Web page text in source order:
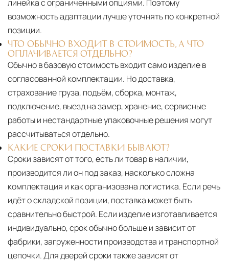
линейка с ограниченными опциями. Поэтому
возможность адаптации лучше уточнять по конкретной
позиции.
ЧТО ОБЫЧНО ВХОДИТ В СТОИМОСТЬ, А ЧТО
ОПЛАЧИВАЕТСЯ ОТДЕЛЬНО?
Обычно в базовую стоимость входит само изделие в
согласованной комплектации. Но доставка,
страхование груза, подъём, сборка, монтаж,
подключение, выезд на замер, хранение, сервисные
работы и нестандартные упаковочные решения могут
рассчитываться отдельно.
КАКИЕ СРОКИ ПОСТАВКИ БЫВАЮТ?
Сроки зависят от того, есть ли товар в наличии,
производится ли он под заказ, насколько сложна
комплектация и как организована логистика. Если речь
идёт о складской позиции, поставка может быть
сравнительно быстрой. Если изделие изготавливается
индивидуально, срок обычно больше и зависит от
фабрики, загруженности производства и транспортной
цепочки. Для дверей сроки также зависят от